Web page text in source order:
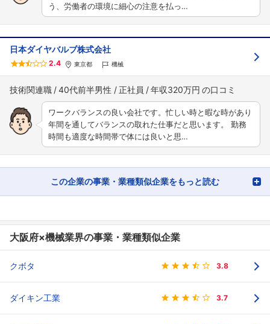
う、労働者の環境に細心の注意を払っ…
日本ダイヤバルブ株式会社
2.4 東京都 機械
技術関連職 40代前半男性 正社員 年収320万円
ワークバランスの良い会社です。忙しい時と暇な時があり
年間を通してバランスの取れた仕事だと思います。 勤務
時間も適度な時間帯で体には良いと思…
この企業の事業・業種類似企業をもっと読む
大阪府×機械業界の事業・業種類似企業
クボタ 3.8
ダイキン工業 3.7